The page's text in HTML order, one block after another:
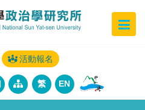
活動報名
繁 EN